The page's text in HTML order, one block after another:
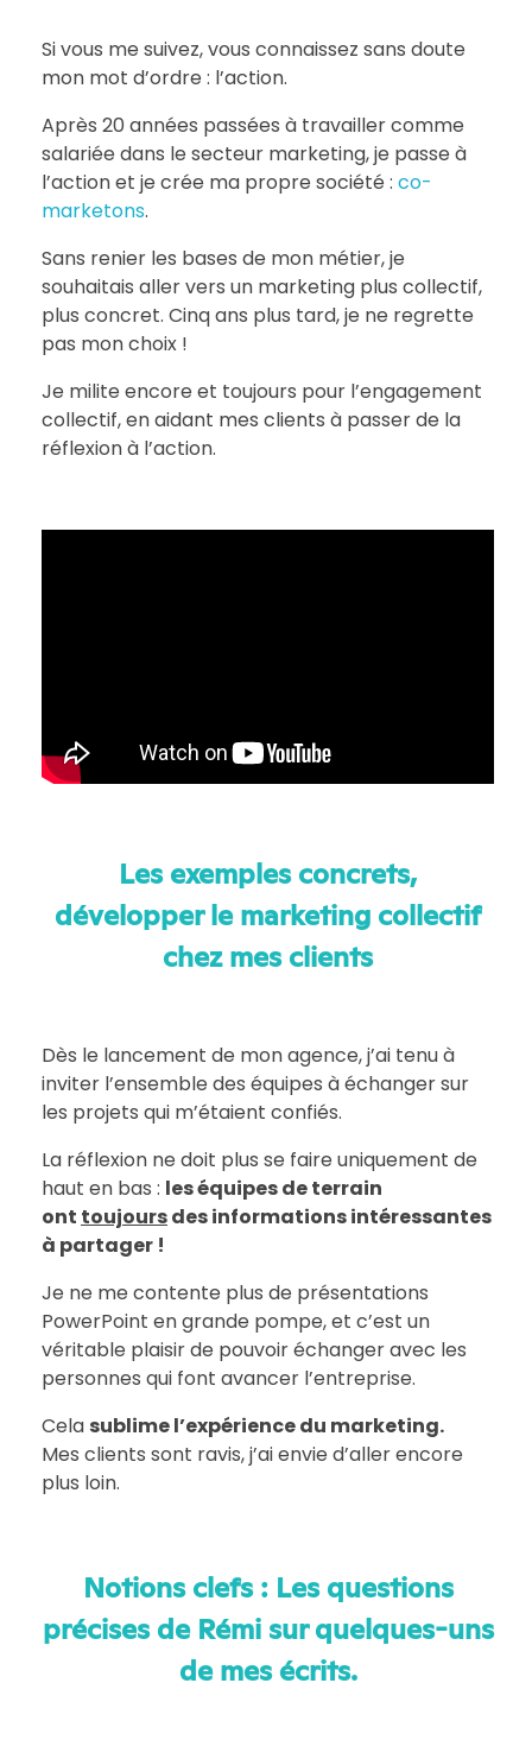
Si vous me suivez, vous connaissez sans doute
mon mot d’ordre : l’action.
Après 20 années passées à travailler comme
salariée dans le secteur marketing, je passe à
l’action et je crée ma propre société : co-
marketons.
Sans renier les bases de mon métier, je
souhaitais aller vers un marketing plus collectif,
plus concret. Cinq ans plus tard, je ne regrette
pas mon choix !
Je milite encore et toujours pour l’engagement
collectif, en aidant mes clients à passer de la
réflexion à l’action.
Les exemples concrets,
développer le marketing collectif
chez mes clients
Dès le lancement de mon agence, j’ai tenu à
inviter l’ensemble des équipes à échanger sur
les projets qui m’étaient confiés.
La réflexion ne doit plus se faire uniquement de
haut en bas : les équipes de terrain
ont toujoursdes informations intéressantes
à partager !
Je ne me contente plus de présentations
PowerPoint en grande pompe, et c’est un
véritable plaisir de pouvoir échanger avec les
personnes qui font avancer l’entreprise.
Cela sublime l’expérience du marketing.
Mes clients sont ravis, j’ai envie d’aller encore
plus loin.
Notions clefs : Les questions
précises de Rémi sur quelques-uns
de mes écrits.